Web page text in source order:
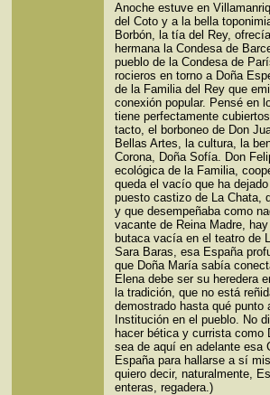
Anoche estuve en
del Coto y a la bella
Borbón, la tía del Rey,
hermana la Condesa de
pueblo de la Condesa de
rocieros en torno a Doña
de la Familia del Rey que
conexión popular. Pensé en
tiene perfectamente
tacto, el borboneo de Don
Bellas Artes, la cultura, la
Corona, Doña Sofía. Don
ecológica de la Familia,
queda el vacío que ha
puesto castizo de La Chata,
y que desempeñaba como
vacante de Reina Madre,
butaca vacía en el teatro de
Sara Baras, esa España
que Doña María sabía
Elena debe ser su heredera
la tradición, que no está
demostrado hasta qué
Institución en el pueblo. No
hacer bética y currista
sea de aquí en adelante esa
España para hallarse a sí
quiero decir, naturalmente,
enteras, regadera.)